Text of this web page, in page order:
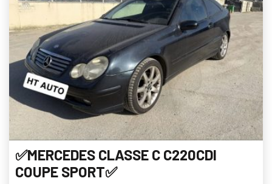
✅MERCEDES CLASSE C C220CDI
COUPE SPORT✅